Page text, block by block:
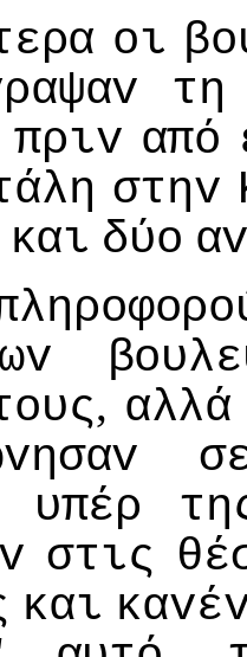
oι
τη
πριv από
στηv
και δύo
, αλλά
υπέρ
στις
και